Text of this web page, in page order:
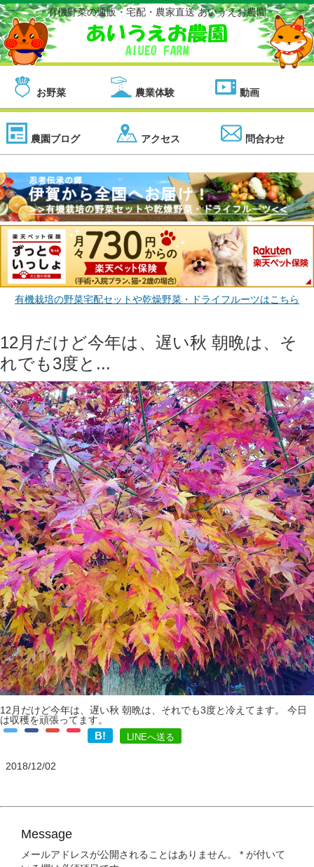
有機野菜の通販・宅配・農家直送 あいうえお農園
お野菜 農業体験 動画
農園ブログ アクセス 問合わせ
有機栽培の野菜宅配セットや乾燥野菜・ドライフルーツはこちら
12月だけど今年は、遅い秋 朝晩は、そ
れでも3度と...
12月だけど今年は、遅い秋 朝晩は、それでも3度と冷えてます。 今日
は収穫を頑張ってます。
B! LINEへ送る
2018/12/02
Message
メールアドレスが公開されることはありません。 * が付いて